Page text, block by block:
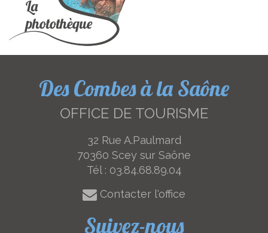
Des Combes à la Saône
OFFICE DE TOURISME
32 Rue A.Paulmard
70360 Scey sur Saône
Tél : 03.84.68.89.04
Contacter l'office
Suivez-nous